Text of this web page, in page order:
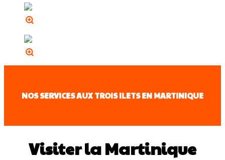
NOS SERVICES AUX TROIS ILETS EN MARTINIQUE
Visiter la Martinique